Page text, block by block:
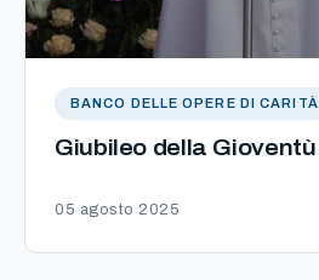
BANCO DELLE OPERE DI CARITÀ
Giubileo della Gioventù
05 agosto 2025